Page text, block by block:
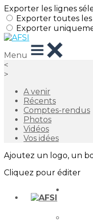
Exporter les lignes
Exporter toutes
Exporter
Menu
<
>
A venir
Récents
Comptes-rendus
Photos
Vidéos
Vos idées
Ajoutez un logo, un
Cliquez pour éditer